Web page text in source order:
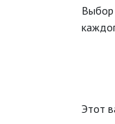
Выбор
Этот